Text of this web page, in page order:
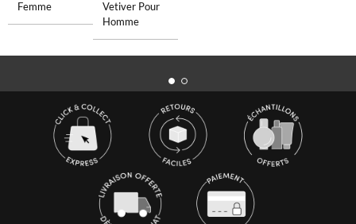
Femme
Vetiver Pour
Homme